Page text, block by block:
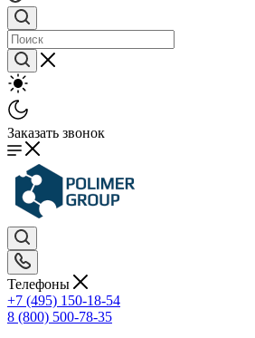
Заказать звонок
Телефоны
+7 (495) 150-18-54
8 (800) 500-78-35